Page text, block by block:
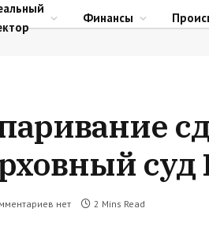
Финансы
нет 2 Mins Read